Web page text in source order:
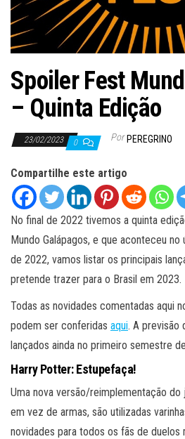
Spoiler Fest
– Quinta Edição
23/02/2023 0 Por PEREGRINO
Compartilhe este artigo
No final de 2022 tivemos a quinta
Mundo Galápagos, e que aconteceu
de 2022, vamos listar os principais
pretende trazer para o Brasil em 2023.
Todas as novidades comentadas aqui
podem ser conferidas aqui. A previsão
lançados ainda no primeiro semestre
Harry Potter: Estupefaça!
Uma nova versão/reimplementação do
em vez de armas, são utilizadas
novidades para todos os fãs de duelos